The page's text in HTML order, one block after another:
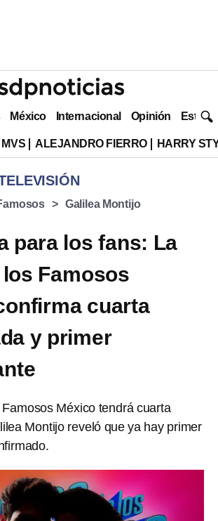
México Internacional Opinión Estilo
ALEJANDRO FIERRO HARRY
Galilea Montijo
para los fans: La
Famosos
cuarta
y primer
México tendrá cuarta
Montijo reveló que ya hay primer